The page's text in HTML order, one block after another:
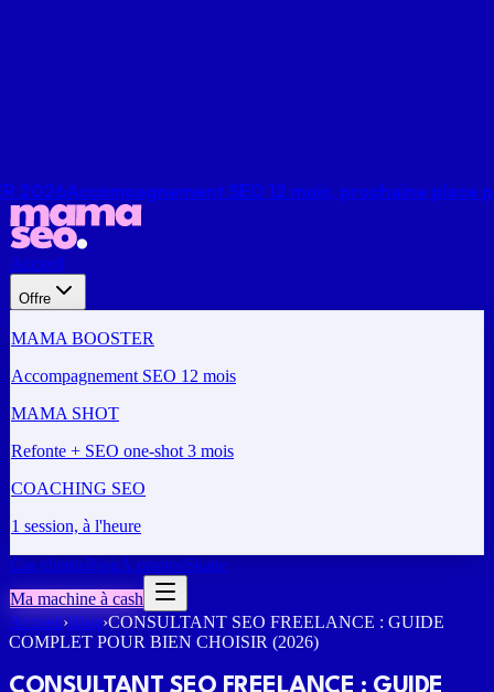
Accompagnement SEO 12 mois, prochaine place pour
Accueil
Offre
MAMA BOOSTER
Accompagnement SEO 12 mois
MAMA SHOT
Refonte + SEO one-shot 3 mois
COACHING SEO
1 session, à l'heure
Cas clientsBlogÀ proposSkane
Ma machine à cash
Accueil›Blog›CONSULTANT SEO FREELANCE : GUIDE
COMPLET POUR BIEN CHOISIR (2026)
CONSULTANT SEO FREELANCE : GUIDE